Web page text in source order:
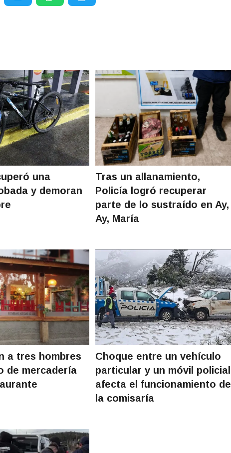
una
y demoran
Tras un allanamiento,
Policía logró recuperar
parte de lo sustraído en Ay,
Ay, María
a tres hombres
de mercadería
Choque entre un vehículo
particular y un móvil policial
afecta el funcionamiento de
la comisaría